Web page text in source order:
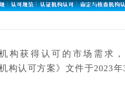
构获得认可的市场需求
构认可方案》文件于2023